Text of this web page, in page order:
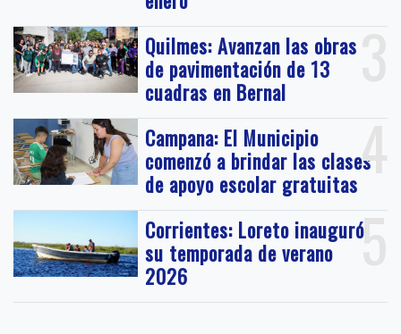
3
Quilmes: Avanzan las obras
de pavimentación de 13
cuadras en Bernal
4
Campana: El Municipio
comenzó a brindar las clases
de apoyo escolar gratuitas
5
Corrientes: Loreto inauguró
su temporada de verano
2026